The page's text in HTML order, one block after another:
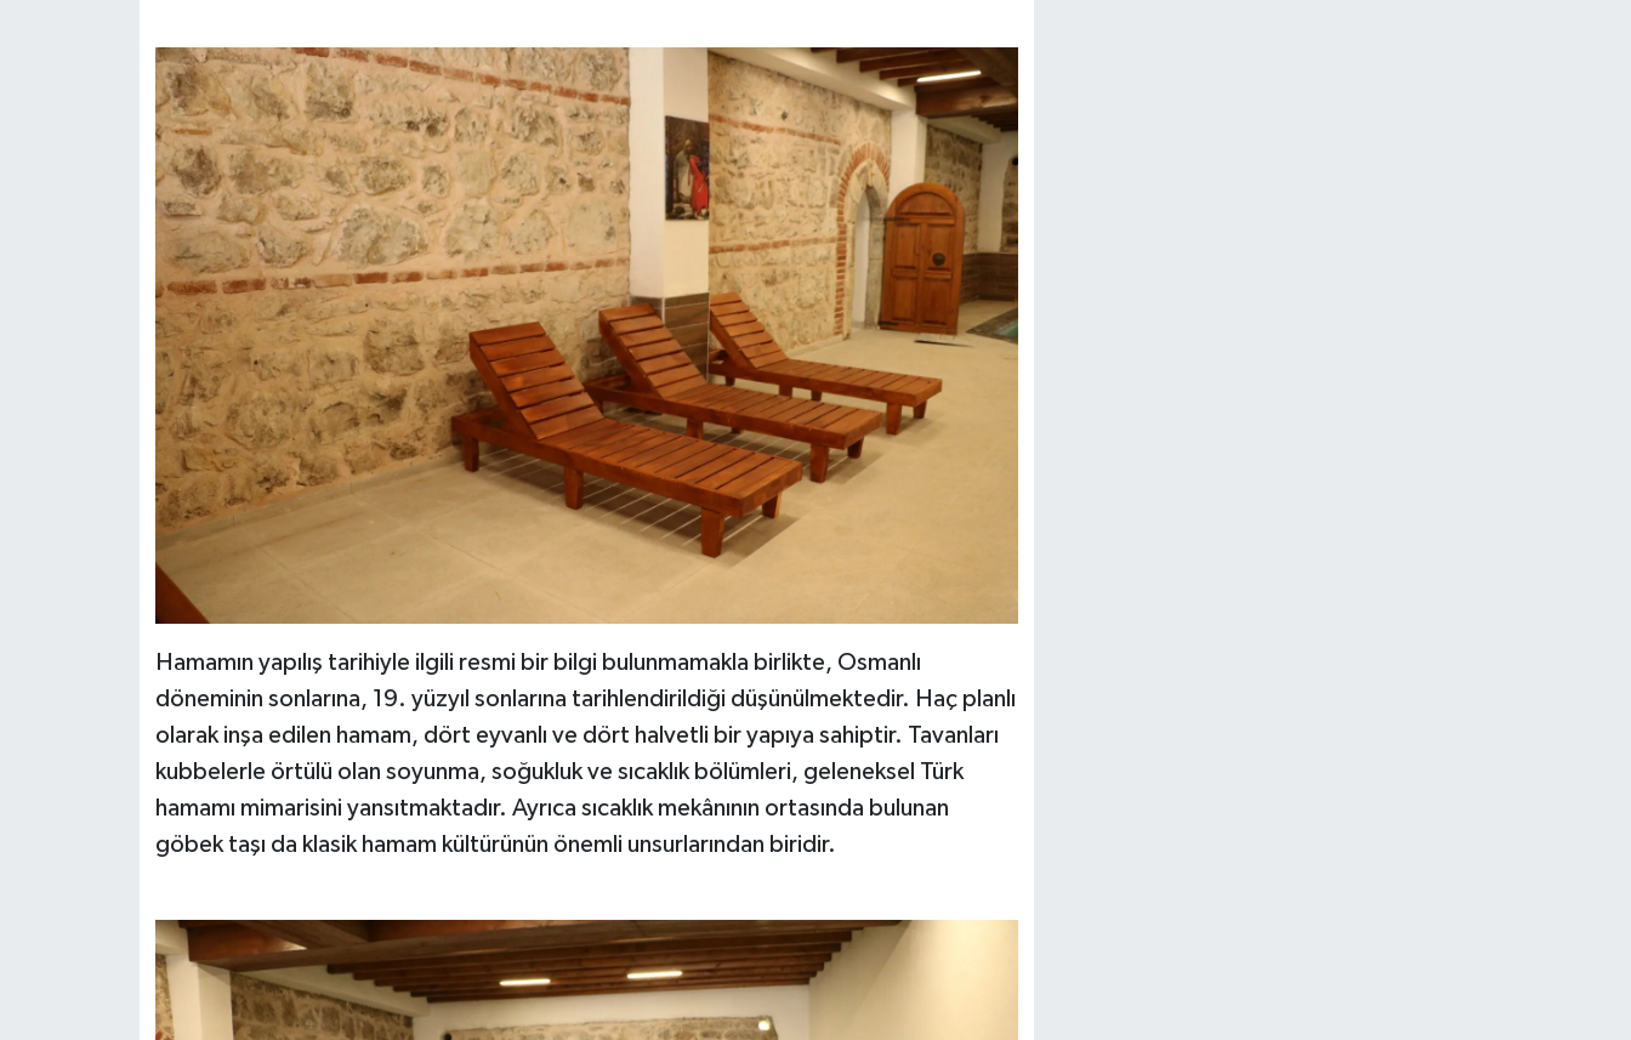
Hamamın yapılış tarihiyle ilgili resmi bir bilgi bulunmamakla birlikte, Osmanlı
döneminin sonlarına, 19. yüzyıl sonlarına tarihlendirildiği düşünülmektedir. Haç planlı
olarak inşa edilen hamam, dört eyvanlı ve dört halvetli bir yapıya sahiptir. Tavanları
kubbelerle örtülü olan soyunma, soğukluk ve sıcaklık bölümleri, geleneksel Türk
hamamı mimarisini yansıtmaktadır. Ayrıca sıcaklık mekânının ortasında bulunan
göbek taşı da klasik hamam kültürünün önemli unsurlarından biridir.